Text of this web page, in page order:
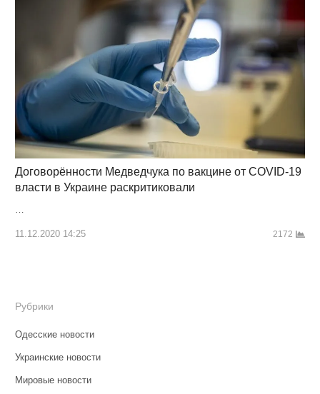
Договорённости Медведчука по вакцине от COVID-19
власти в Украине раскритиковали
…
11.12.2020 14:25 2172
Рубрики
Одесские новости
Украинские новости
Мировые новости